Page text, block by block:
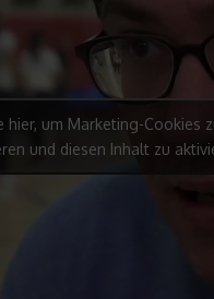
hier, um Marketing-Cookies
und diesen Inhalt zu